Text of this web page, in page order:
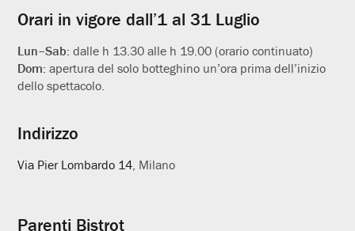
Orari in vigore dall’1 al 31 Luglio
Lun–Sab:dalle h 13.30 alle h 19.00 (orario continuato)
Dom:apertura del solo botteghino un’ora prima dell’inizio
dello spettacolo.
Indirizzo
Via Pier Lombardo 14, Milano
Parenti Bistrot